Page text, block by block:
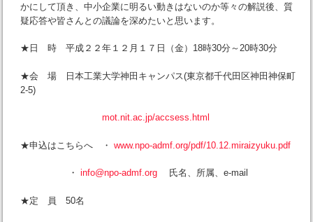
かにして頂き、中小企業に明るい動きはないのか等々の解説後、質
疑応答や皆さんとの議論を深めたいと思います。
★日 時 平成２２年１２月１７日（金）18時30分～20時30分
★会 場 日本工業大学神田キャンパス(東京都千代田区神田神保町
2-5)
mot.nit.ac.jp/accsess.html
★申込はこちらへ ・ www.npo-admf.org/pdf/10.12.miraizyuku.pdf
・ info@npo-admf.org氏名、所属、e-mail
★定 員 50名